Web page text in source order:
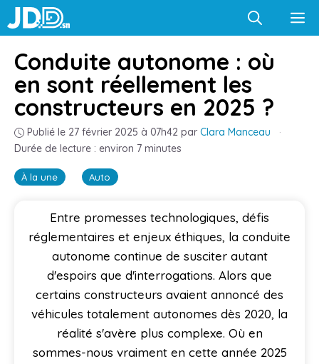
Aller
au
À la une Auto
Conduite autonome : où
en sont réellement les
constructeurs en 2025 ?
Publié le 27 février 2025 à 07h42 par Clara Manceau
·
Durée de lecture : environ 7 minutes
Entre promesses technologiques, défis
réglementaires et enjeux éthiques, la conduite
autonome continue de susciter autant
d'espoirs que d'interrogations. Alors que
certains constructeurs avaient annoncé des
véhicules totalement autonomes dès 2020, la
réalité s'avère plus complexe. Où en
sommes-nous vraiment en cette année 2025